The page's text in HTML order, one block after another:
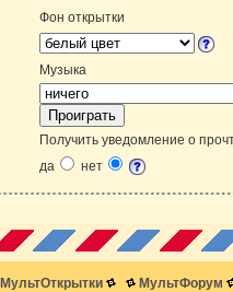
Фон открытки
Музыка
Получить уведомление о
да
нет
МультОткрытки МультФорум